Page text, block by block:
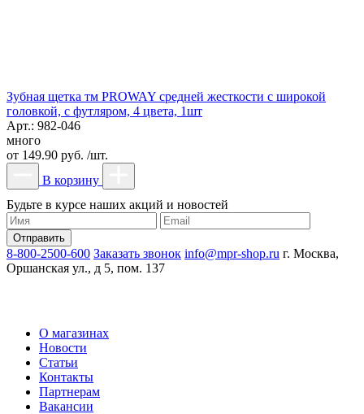
Зубная щетка тм PROWAY средней жесткости с широкой
головкой, с футляром, 4 цвета, 1шт
Арт.: 982-046
много
от 149.90 руб. /шт.
В корзину
Будьте в курсе наших акций и новостей
8-800-2500-600 Заказать звонок info@mpr-shop.ru г. Москва,
Оршанская ул., д 5, пом. 137
О магазинах
Новости
Статьи
Контакты
Партнерам
Вакансии